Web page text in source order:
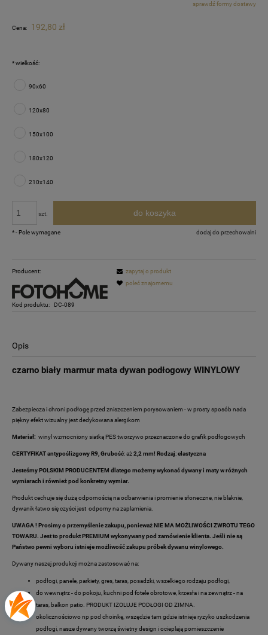
Cena nie zawiera ewentualnych kosztów płatnościsprawdź formy dostawy
Cena: 192,80 zł
*wielkość:
90x60
120x80
150x100
180x120
210x140
szt. do koszyka
dodaj do przechowalni
*- Pole wymagane
Producent:
Kod produktu: DC-089
zapytaj o produkt
poleć znajomemu
Opis
czarno biały marmur mata dywan podłogowy WINYLOWY
Zabezpiecza i chroni podłogę przed zniszczeniem porysowaniem - w prosty sposób nada
piękny efekt wizualny jest dedykowana alergikom
Materiał: winyl wzmocniony siatką PES tworzywo przeznaczone do grafik podłogowych
CERTYFIKAT antypoślizgowy R9,Grubość: aż2,2 mm! Rodzaj:elastyczna
Jesteśmy POLSKIM PRODUCENTEM dlatego możemy wykonać dywany i maty w różnych
wymiarach i również pod konkretny wymiar.
Produkt cechuje się dużą odpornością na odbarwienia i promienie słoneczne, nie blaknie,
dywanik łatwo się czyści jest odporny na zaplamienia.
UWAGA ! Prosimy o przemyślenie zakupu, ponieważ NIE MA MOŻLIWOŚCI ZWROTU TEGO
TOWARU. Jest to produkt PREMIUM wykonywany pod zamówienie klienta. Jeśli nie są
Państwo pewni wyboru istnieje możliwość zakupu próbek dywanu winylowego.
Dywany naszej produkcji można zastosować na:
podłogi, panele, parkiety, gres, taras, posadzki, wszelkiego rodzaju podłogi,
do wewnątrz - do pokoju, kuchni pod fotele obrotowe, krzesła i na zewnątrz - na
taras, balkon patio. PRODUKT IZOLUJE PODŁOGI OD ZIMNA.
okolicznościowo np pod choinkę, wszędzie tam gdzie istnieje ryzyko uszkodzenia
podłogi, nasze dywany tworzą świetny design i ocieplają pomieszczenie